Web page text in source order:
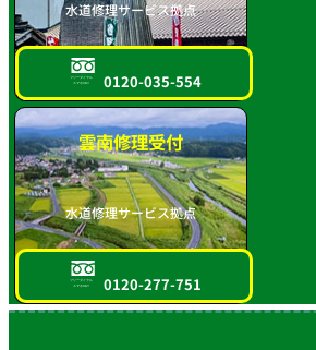
水道修理サービス拠点
フリーダイヤル
スマホOK!! 0120-035-554
雲南修理受付
水道修理サービス拠点
フリーダイヤル
スマホOK!! 0120-277-751